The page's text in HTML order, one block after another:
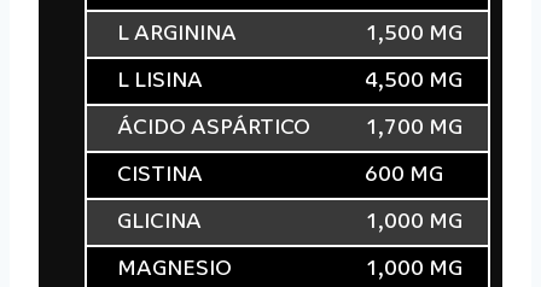
L ARGININA 1,500 MG
L LISINA 4,500 MG
ÁCIDO ASPÁRTICO 1,700 MG
CISTINA 600 MG
GLICINA 1,000 MG
MAGNESIO 1,000 MG